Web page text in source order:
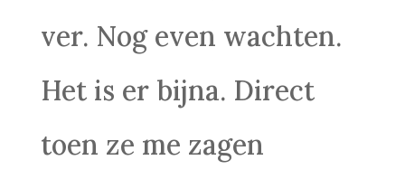
ver. Nog even wachten.
Het is er bijna. Direct
toen ze me zagen